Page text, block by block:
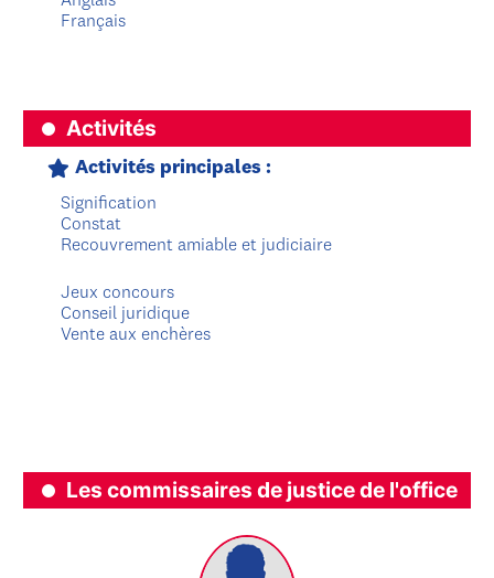
Français
Activités
Activités principales :
Signification
Constat
Recouvrement amiable et judiciaire
Jeux concours
Conseil juridique
Vente aux enchères
Les commissaires de justice de l'office